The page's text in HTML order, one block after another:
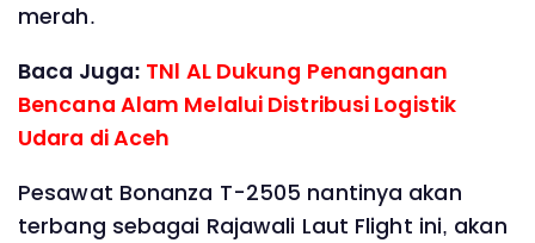
merah.
Baca Juga: TNl AL Dukung Penanganan
Bencana Alam Melalui Distribusi Logistik
Udara di Aceh
Pesawat Bonanza T-2505 nantinya akan
terbang sebagai Rajawali Laut Flight ini, akan